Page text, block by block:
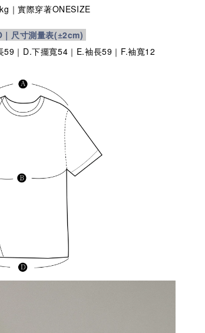
｜實際穿著ONESIZE
尺寸測量表(±2cm)
｜D.下擺寬54｜E.袖長59｜F.袖寬12